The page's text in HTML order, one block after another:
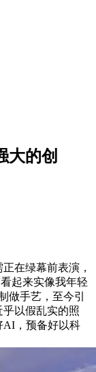
大的创
在绿幕前表演，
起来实像我年轻
做手艺，至今引
以假乱实的照
AI，预备好以科